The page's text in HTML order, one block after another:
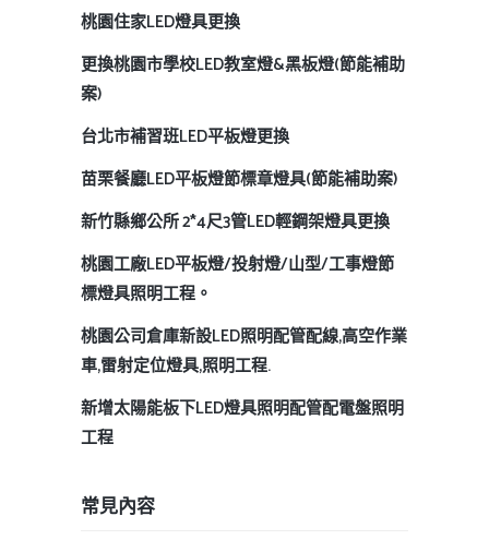
桃園住家LED燈具更換
更換桃園市學校LED教室燈&黑板燈(節能補助
案)
台北市補習班LED平板燈更換
苗栗餐廳LED平板燈節標章燈具(節能補助案)
新竹縣鄉公所 2*4尺3管LED輕鋼架燈具更換
桃園工廠LED平板燈/投射燈/山型/工事燈節
標燈具照明工程。
桃園公司倉庫新設LED照明配管配線,高空作業
車,雷射定位燈具,照明工程.
新增太陽能板下LED燈具照明配管配電盤照明
工程
常見內容